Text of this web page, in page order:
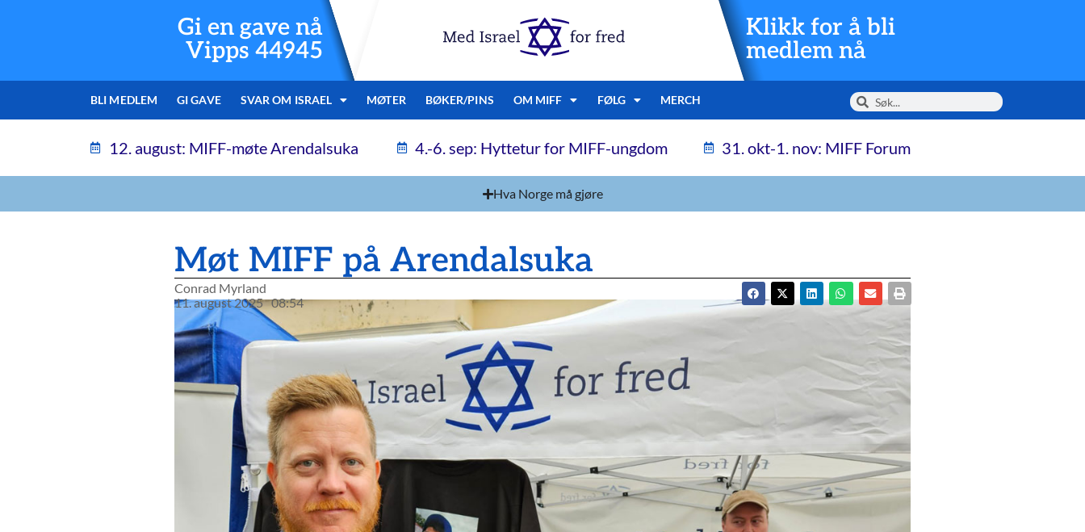
Gi en gave nå
Vipps 44945
Klikk for å bli
medlem nå
BLI MEDLEM GI GAVE SVAR OM ISRAEL MØTER BØKER/PINS OM MIFF FØLG MERCH
12. august: MIFF-møte Arendalsuka 4.-6. sep: Hyttetur for MIFF-ungdom 31. okt-1. nov: MIFF Forum
Hva Norge må gjøre
Møt MIFF på Arendalsuka
Conrad Myrland
11. august 2025 08:54